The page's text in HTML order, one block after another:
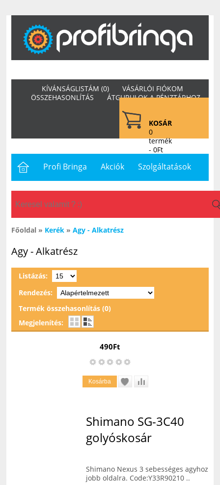
KOSÁR
0
termék
- 0Ft
KÍVÁNSÁGLISTÁM (0)
VÁSÁRLÓI FIÓKOM
ÖSSZEHASONLÍTÁS
ÁTGURULOK A PÉNZTÁRHOZ
Profi Bringa Akciók Szolgáltatások
Letöltések Hasznos Hírek
Főoldal » Kerék »Agy - Alkatrész
Agy - Alkatrész
Listázás:
Rendezés:
Termék összehasonlítás (0)
Megjelenítés:
490Ft
Shimano SG-3C40
golyóskosár
Shimano Nexus 3 sebességes agyhoz
jobb oldalra. Code:Y33R90210 ..